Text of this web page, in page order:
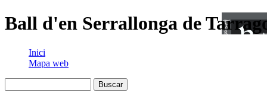
Ball d'en Serrallonga de
Inici
Mapa web